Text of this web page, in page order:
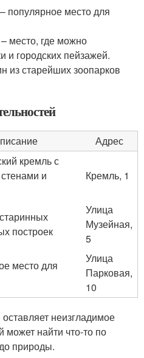
популярное место для
место, где можно
и городских пейзажей.
из старейших зоопарков
Адрес
кремль с
и
Кремль, 1
построек
Улица
Музейная,
5
место для
Улица
Парковая,
10
неизгладимое
может найти что-то по
природы.